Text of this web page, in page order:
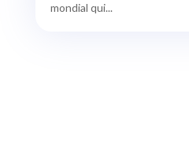
mondial qui...